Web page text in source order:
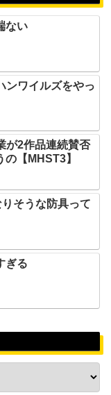
ない
ンワイルズをやっ
が2作品連続賛否
【MHST3】
そうな防具って
ぎる